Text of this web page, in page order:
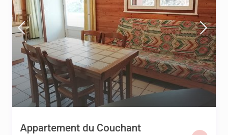
Appartement du Couchant